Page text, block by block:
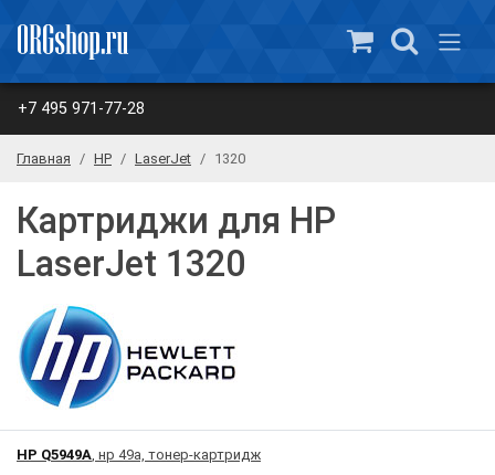
+7 495 971-77-28
Главная HP LaserJet 1320
Картриджи для HP
LaserJet 1320
HP Q5949A, нр 49a, тонер-картридж